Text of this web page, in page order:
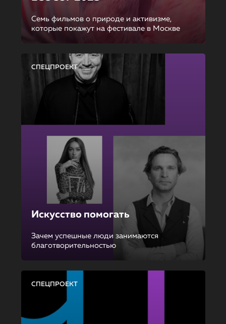
Семь фильмов о природе и активизме,
которые покажут на фестивале в Москве
СПЕЦПРОЕКТ
Искусство помогать
Зачем успешные люди занимаются
благотворительностью
СПЕЦПРОЕКТ